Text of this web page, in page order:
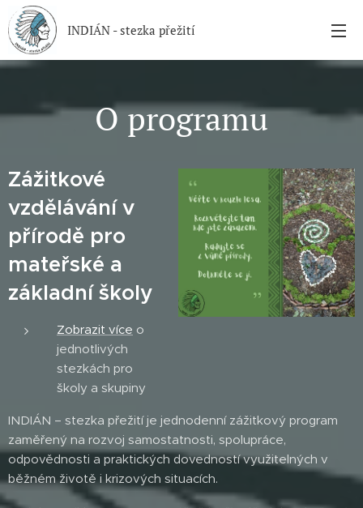
INDIÁN - stezka přežití
O programu
Zážitkové
vzdělávání v
přírodě pro
mateřské a
základní školy
Zobrazit více o
jednotlivých
stezkách pro
školy a skupiny
INDIÁN – stezka přežití je jednodenní zážitkový program
zaměřený na rozvoj samostatnosti, spolupráce,
odpovědnosti a praktických dovedností využitelných v
běžném životě i krizových situacích.